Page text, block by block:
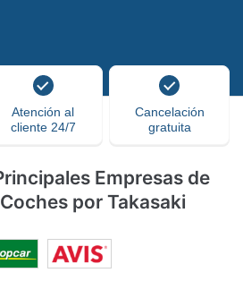
Atención al
cliente 24/7
Cancelación
gratuita
Empresas de
por Takasaki